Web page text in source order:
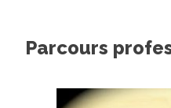
Parcours